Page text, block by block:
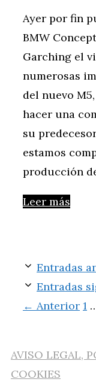
Ayer por fin
BMW
Garching el
numerosas
del nuevo
hacer una
su
estamos
producción
Leer más
Entradas
Entradas
← Anterior 1
AVISO LEGAL,
COOKIES